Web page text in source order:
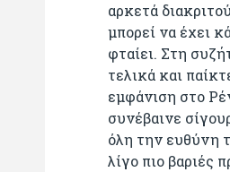
αρκετά
μπορεί να έχει
φταίει. Στη
τελικά και
εμφάνιση στο
συνέβαινε
όλη την ευθύνη
λίγο πιο βαριές